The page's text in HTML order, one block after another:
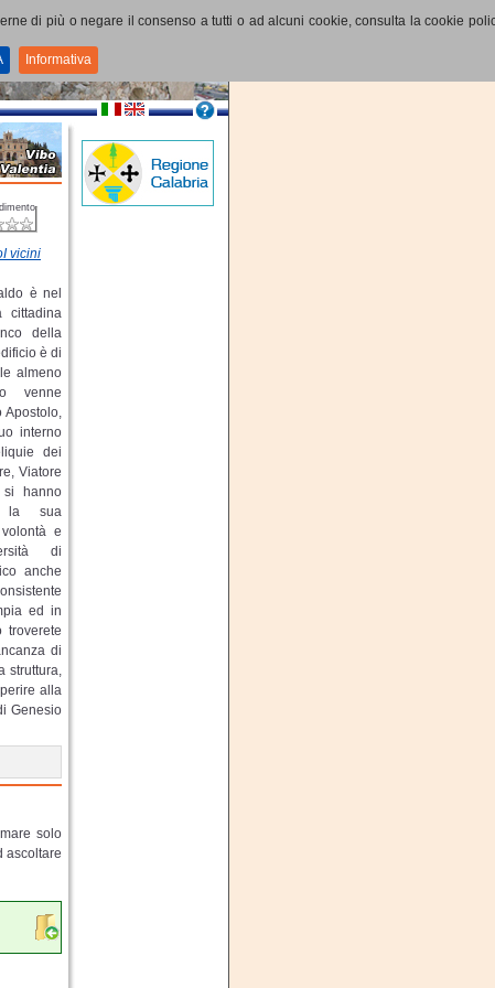
di più o negare il consenso a tutti o ad alcuni cookie, consulta la cookie
Informativa
vicini
è nel
cittadina
della
è di
almeno
venne
Apostolo,
interno
dei
Viatore
hanno
la sua
e
di
anche
ed in
troverete
di
struttura,
alla
Genesio
solo
ascoltare